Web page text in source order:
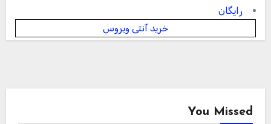
رایگان
خرید آنتی ویروس
You Missed